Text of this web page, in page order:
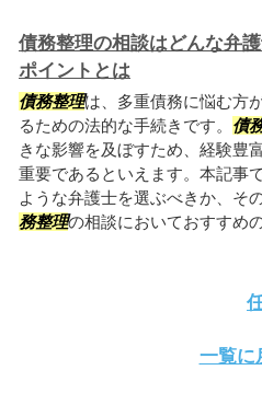
債務整理の相談はどんな弁
ポイントとは
債務整理は、多重債務に悩む方
るための法的な手続きです。 債
きな影響を及ぼすため、経験豊
重要であるといえます。本記事で
ような弁護士を選ぶべきか、そ
務整理の相談においておすすめ
一覧に